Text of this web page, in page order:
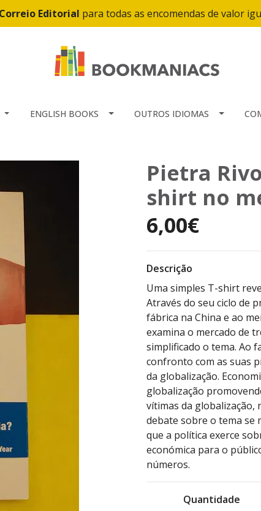
Editorial para todas as encomendas de valor
ENGLISH BOOKS OUTROS IDIOMAS
Pietra
shirt no
6,00€
Descrição
Uma simples T-shirt
Através do seu ciclo de
fábrica na China e ao
examina o mercado de
simplificado o tema. Ao
confronto com as suas
da globalização.
globalização
vítimas da globalização,
debate sobre o tema se
que a política exerce
económica para o
números.
Quantidade